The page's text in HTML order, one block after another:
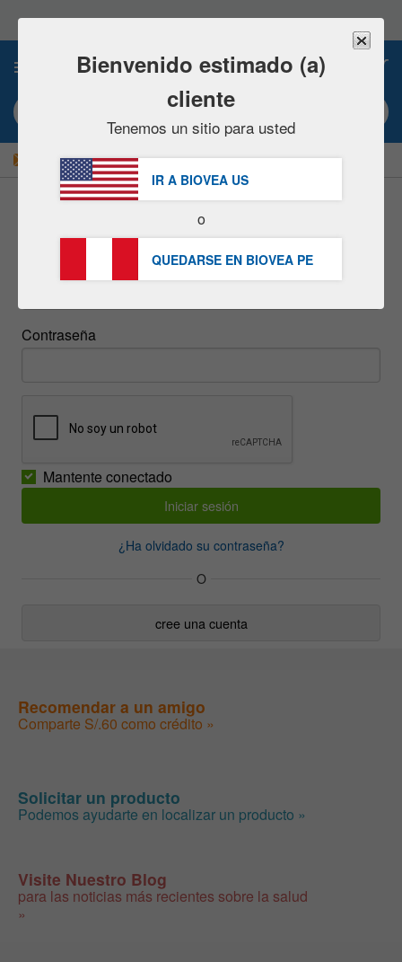
este
sitio
incluye
sistema
de Búsqueda por palabra clave o nº artículo
¡AHORRE UN 15 % AHORA! | GRATUITAEntrega S/234.00 »
Contraseña
Mantente conectado
¿Ha olvidado su contraseña?
O
cree una cuenta
Recomendar a un amigo
Comparte S/.60 como crédito »
Solicitar un producto
Podemos ayudarte en localizar un producto »
Visite Nuestro Blog
para las noticias más recientes sobre la salud
»
Bienvenido estimado (a)
cliente
Tenemos un sitio para usted
IR A BIOVEA US
o
QUEDARSE EN BIOVEA PE